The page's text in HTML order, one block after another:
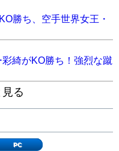
勝ち、空手世界女王・
綺がKO勝ち！強烈な蹴
見る
PC